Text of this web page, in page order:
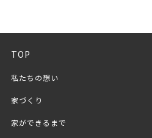
TOP
私たちの想い
家づくり
家ができるまで